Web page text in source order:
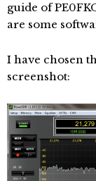
guide of
are some
I have chosen
screenshot: